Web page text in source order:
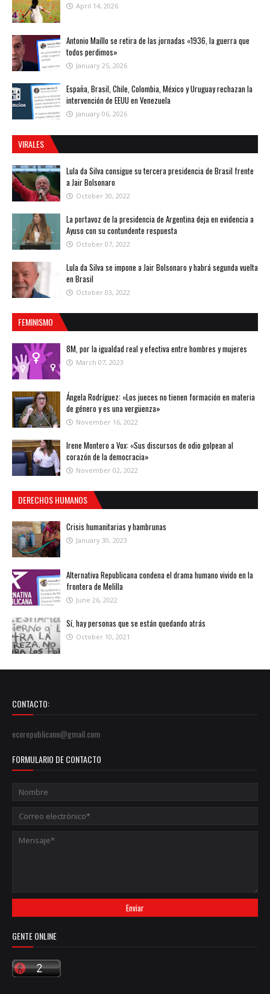
April 14, 2026
Antonio Maíllo se retira de las jornadas «1936, la guerra que
todos perdimos»
January 25, 2026
España, Brasil, Chile, Colombia, México y Uruguay rechazan la
intervención de EEUU en Venezuela
January 06, 2026
VIRALES
Lula da Silva consigue su tercera presidencia de Brasil frente
a Jair Bolsonaro
October 30, 2022
La portavoz de la presidencia de Argentina deja en evidencia a
Ayuso con su contundente respuesta
October 07, 2022
Lula da Silva se impone a Jair Bolsonaro y habrá segunda vuelta
en Brasil
October 03, 2022
FEMINISMO
8M, por la igualdad real y efectiva entre hombres y mujeres
March 07, 2023
Ángela Rodríguez: «Los jueces no tienen formación en materia
de género y es una vergüenza»
November 16, 2022
Irene Montero a Vox: «Sus discursos de odio golpean al
corazón de la democracia»
November 02, 2022
DERECHOS HUMANOS
Crisis humanitarias y hambrunas
January 30, 2023
Alternativa Republicana condena el drama humano vivido en la
frontera de Melilla
June 26, 2022
Sí, hay personas que se están quedando atrás
October 10, 2021
CONTACTO:
ecorepublicano@gmail.com
FORMULARIO DE CONTACTO
GENTE ONLINE